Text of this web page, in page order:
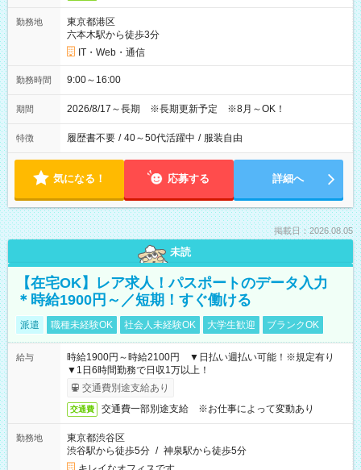
勤務地
東京都港区
六本木駅から徒歩3分
IT・Web・通信
勤務時間 9:00～16:00
期間 2026/8/17～長期 ※長期更新予定 ※8月～OK！
特徴 履歴書不要 / 40～50代活躍中 / 服装自由
気になる！ 応募する 詳細へ
掲載日：2026.08.05
未読
【在宅OK】レア求人！パスポートのデータ入力
＊時給1900円～／短期！すぐ働ける
派遣 職種未経験OK 社会人未経験OK 大学生歓迎 ブランクOK
給与
時給1900円～時給2100円 ▼日払い週払い可能！※規定有り
▼1日6時間勤務で日収1万以上！
交通費別途支給あり
交通費 交通費一部別途支給 ※お仕事によって変動あり
勤務地
東京都渋谷区
渋谷駅から徒歩5分 / 神泉駅から徒歩5分